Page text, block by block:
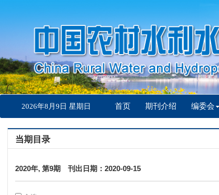
2026年8月9日 星期日 首页 期刊介绍 编委会
当期目录
2020年, 第9期 刊出日期：2020-09-15